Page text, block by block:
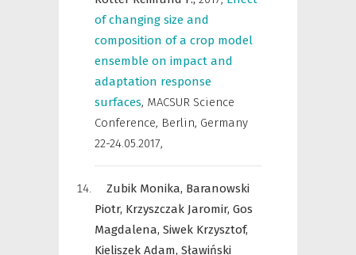
of changing size and
composition of a crop model
ensemble on impact and
adaptation response
surfaces, MACSUR Science
Conference, Berlin, Germany
22-24.05.2017,
Zubik Monika, Baranowski
Piotr, Krzyszczak Jaromir, Gos
Magdalena, Siwek Krzysztof,
Kieliszek Adam, Sławiński